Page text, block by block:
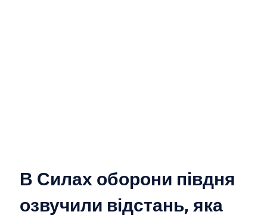
В Силах оборони півдня
озвучили відстань, яка